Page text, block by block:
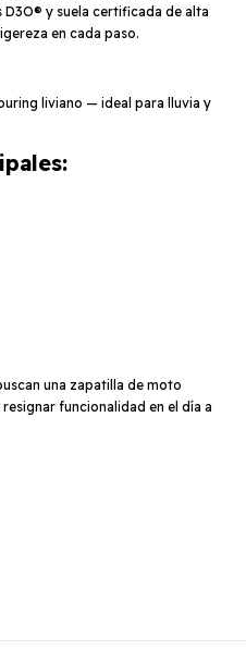
y suela certificada de alta
en cada paso.
liviano — ideal para lluvia y
una zapatilla de moto
resignar funcionalidad en el día a